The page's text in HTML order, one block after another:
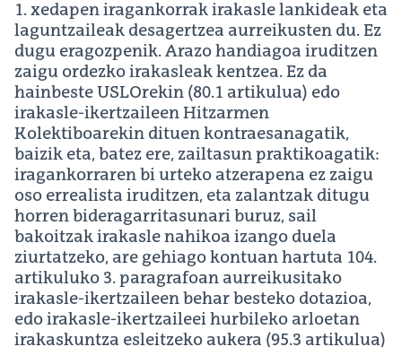
1. xedapen iragankorrak irakasle lankideak eta
laguntzaileak desagertzea aurreikusten du. Ez
dugu eragozpenik. Arazo handiagoa iruditzen
zaigu ordezko irakasleak kentzea. Ez da
hainbeste USLOrekin (80.1 artikulua) edo
irakasle-ikertzaileen Hitzarmen
Kolektiboarekin dituen kontraesanagatik,
baizik eta, batez ere, zailtasun praktikoagatik:
iragankorraren bi urteko atzerapena ez zaigu
oso errealista iruditzen, eta zalantzak ditugu
horren bideragarritasunari buruz, sail
bakoitzak irakasle nahikoa izango duela
ziurtatzeko, are gehiago kontuan hartuta 104.
artikuluko 3. paragrafoan aurreikusitako
irakasle-ikertzaileen behar besteko dotazioa,
edo irakasle-ikertzaileei hurbileko arloetan
irakaskuntza esleitzeko aukera (95.3 artikulua)